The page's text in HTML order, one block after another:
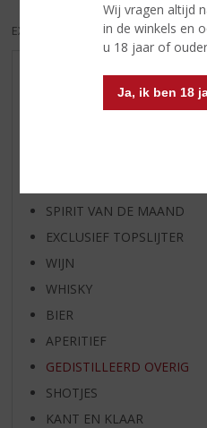
Wij vragen altijd
in de winkels en
u 18 jaar of
Ja, ik ben 18
EXCL. BTW INCL. BTW
AANBIEDINGEN
WIJN VAN DE MAAND
SPIRIT VAN DE MAAND
EXCLUSIEF TOPSLIJTER
WIJN
WHISKY
BIER
APERITIEF
GEDISTILLEERD OVERIG
SHOTJES
KANT EN KLAAR